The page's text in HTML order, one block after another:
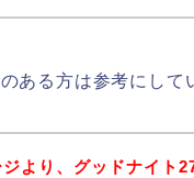
ある方は参考にして
より、グッドナイト